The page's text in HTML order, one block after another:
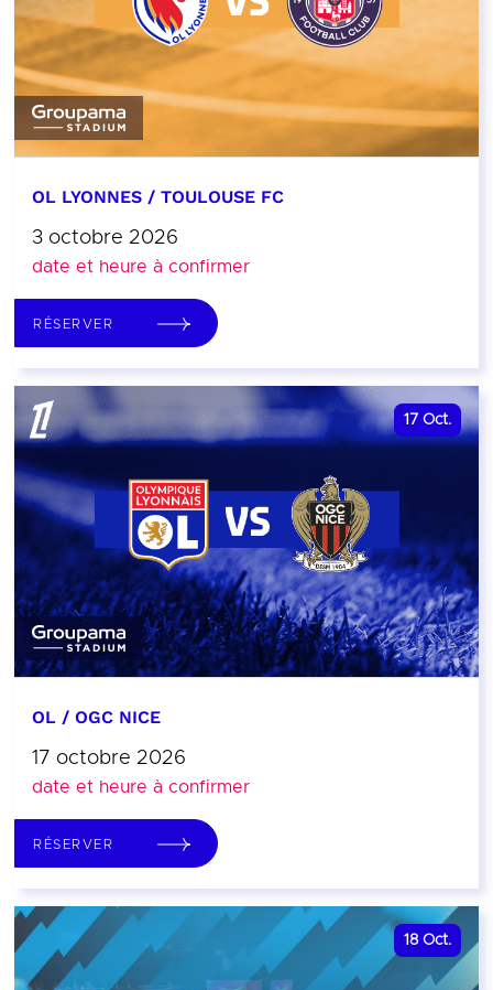
OL LYONNES / TOULOUSE FC
3 octobre 2026
date et heure à confirmer
RÉSERVER
17 Oct.
OL / OGC NICE
17 octobre 2026
date et heure à confirmer
RÉSERVER
18 Oct.